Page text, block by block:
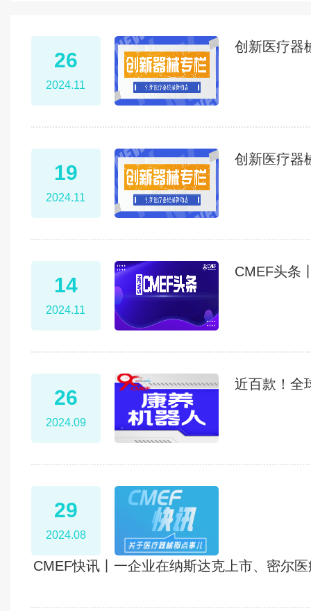
26
2024.11
创新医疗器
19
2024.11
创新医疗器
14
2024.11
CMEF头条
26
2024.09
近百款！全
29
2024.08
CMEF快讯丨一企业在纳斯达克上市、密尔